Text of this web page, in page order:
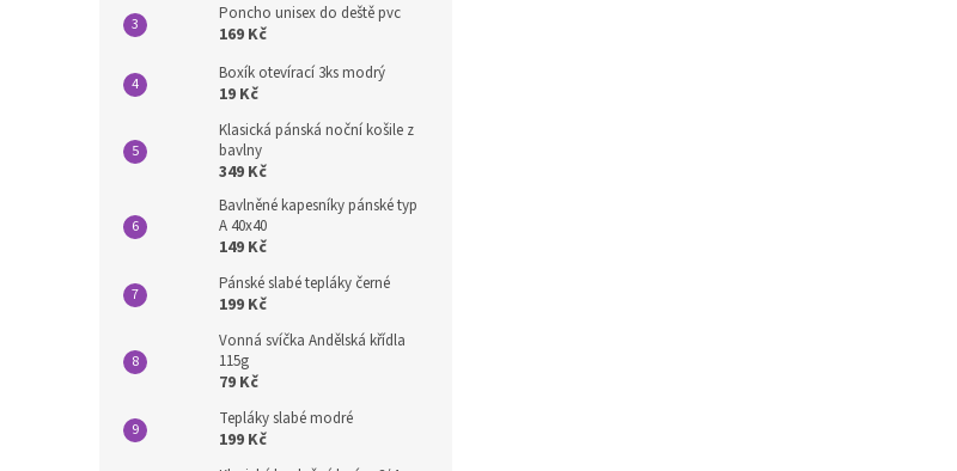
Poncho unisex do deště pvc
169 Kč
Boxík otevírací 3ks modrý
19 Kč
Klasická pánská noční košile z
bavlny
349 Kč
Bavlněné kapesníky pánské typ
A 40x40
149 Kč
Pánské slabé tepláky černé
199 Kč
Vonná svíčka Andělská křídla
115g
79 Kč
Tepláky slabé modré
199 Kč